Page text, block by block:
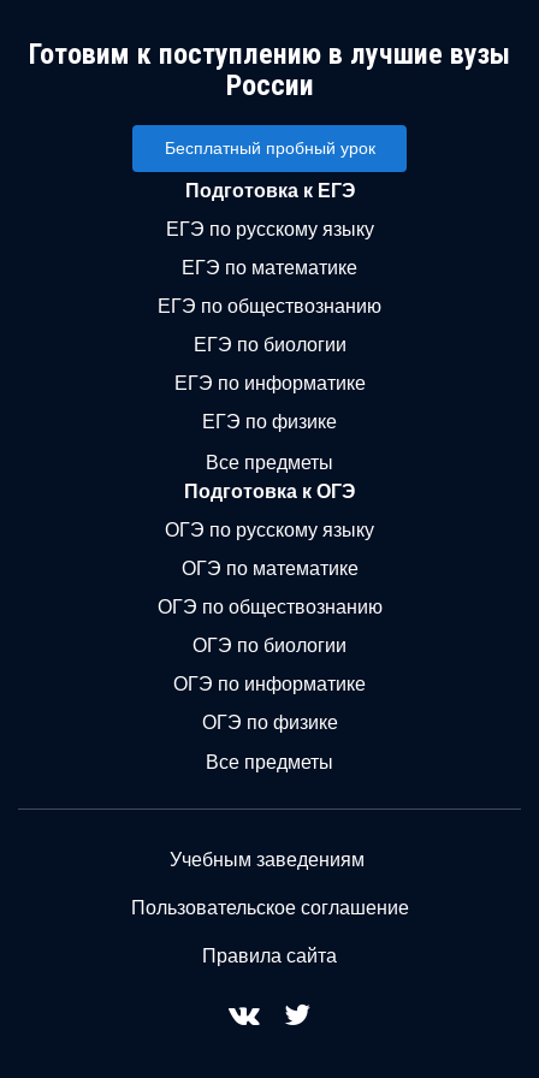
Готовим к поступлению в лучшие вузы
России
Бесплатный пробный урок
Подготовка к ЕГЭ
ЕГЭ по русскому языку
ЕГЭ по математике
ЕГЭ по обществознанию
ЕГЭ по биологии
ЕГЭ по информатике
ЕГЭ по физике
Все предметы
Подготовка к ОГЭ
ОГЭ по русскому языку
ОГЭ по математике
ОГЭ по обществознанию
ОГЭ по биологии
ОГЭ по информатике
ОГЭ по физике
Все предметы
Учебным заведениям
Пользовательское соглашение
Правила сайта